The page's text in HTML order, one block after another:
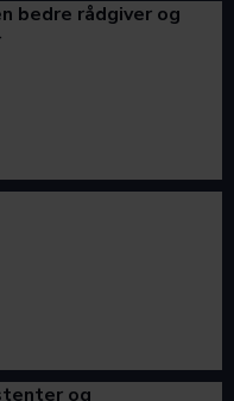
bedre rådgiver og
og